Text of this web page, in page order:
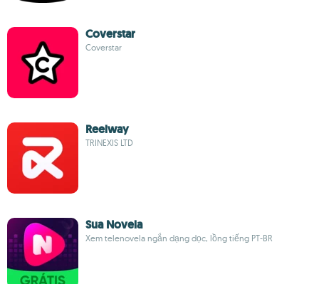
Coverstar
Coverstar
Reelway
TRINEXIS LTD
Sua Novela
Xem telenovela ngắn dạng dọc, lồng tiếng PT-BR